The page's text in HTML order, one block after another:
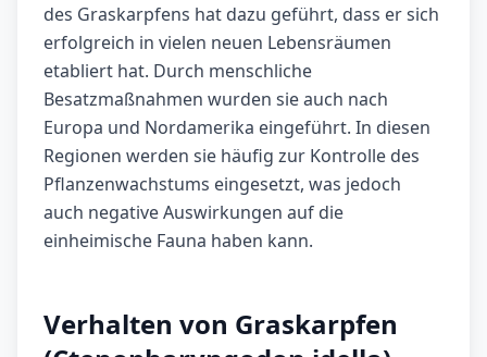
des Graskarpfens hat dazu geführt, dass er sich
erfolgreich in vielen neuen Lebensräumen
etabliert hat. Durch menschliche
Besatzmaßnahmen wurden sie auch nach
Europa und Nordamerika eingeführt. In diesen
Regionen werden sie häufig zur Kontrolle des
Pflanzenwachstums eingesetzt, was jedoch
auch negative Auswirkungen auf die
einheimische Fauna haben kann.
Verhalten von Graskarpfen